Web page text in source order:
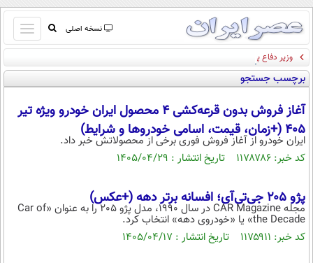
نسخه اصلی
باز
و
بسته
کردن
جستجو
نظرسنجی
سواد زندگی
سیاسی
وزیر دفاع پاکستان: توافق مکه می تواند به عنوان یک ناتوی اسلامی علیه اسرائیل عمل
کند/ دیگر کشورهای اسلامی هم می توانند به آن بپیوندند
برچسب جستجو
آغاز فروش بدون قرعه‌کشی ۴ محصول ایران خودرو ویژه تیر
405 (+زمان، قیمت، اسامی خودروها و شرایط)
ایران خودرو از آغاز فروش فوری برخی از محصولاتش خبر داد.
کد خبر: ۱۱۷۸۷۸۶ تاریخ انتشار : ۱۴۰۵/۰۴/۲۹
پژو ۲۰۵ جی‌تی‌آی؛ افسانه برتر دهه (+عکس)
مجله CAR Magazine در سال 1990، مدل پژو 205 را به عنوان «Car of
the Decade» یا «خودروی دهه» انتخاب کرد.
کد خبر: ۱۱۷۵۹۱۱ تاریخ انتشار : ۱۴۰۵/۰۴/۱۷